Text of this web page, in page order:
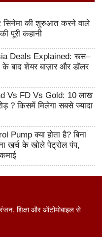
सिनेमा की शुरुआत करने वाले
पूरी कहानी
Deals Explained: रूस–
बाद शेयर बाज़ार और डॉलर
Vs FD Vs Gold: 10 लाख
? किसमें मिलेगा सबसे ज्यादा
Pump क्या होता है? बिना
खर्च के खोले पेट्रोल पंप,
शिक्षा और ऑटोमोबाइल से